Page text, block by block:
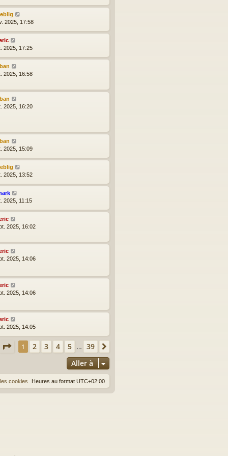
2025, 17:58
2025, 17:25
2025, 16:58
2025, 16:20
2025, 15:09
2025, 13:52
2025, 11:15
2025, 16:02
2025, 14:06
2025, 14:06
2025, 14:05
Page 1sur 39
1 2 3 4 5 … 39
Aller à
Heures au format UTC+02:00
cookies